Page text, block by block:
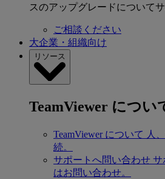
スのアップグレードについて
ご相談ください
大企業・組織向け
リソース
TeamViewer につい
TeamViewer について 人
続。
サポートへ問い合わせ サ
はお問い合わせ。